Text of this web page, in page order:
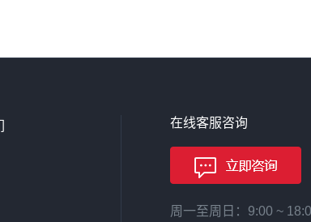
在线客服咨询
周一至周日：9:00 ~